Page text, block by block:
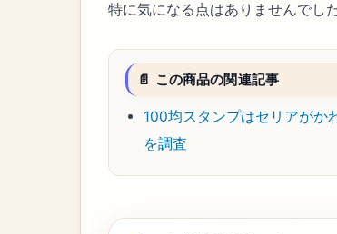
特に気になる点はありませんでした
📄 この商品の関連記事
100均スタンプはセリアがか
を調査